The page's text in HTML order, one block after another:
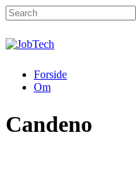
Skip
to
main
content
Close
Menu
Forside
Om
Candeno